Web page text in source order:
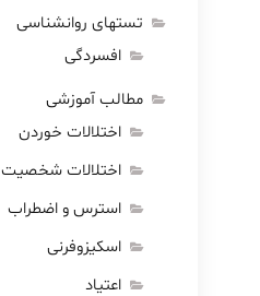
تستهای روانشناسی
افسردگی
مطالب آموزشی
اختلالات خوردن
اختلالات شخصیت
استرس و اضطراب
اسکیزوفرنی
اعتیاد